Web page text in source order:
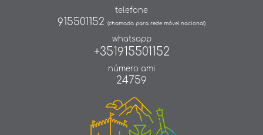
telefone
915501152 (chamada para rede móvel nacional)
whatsapp
+351915501152
número ami
24759